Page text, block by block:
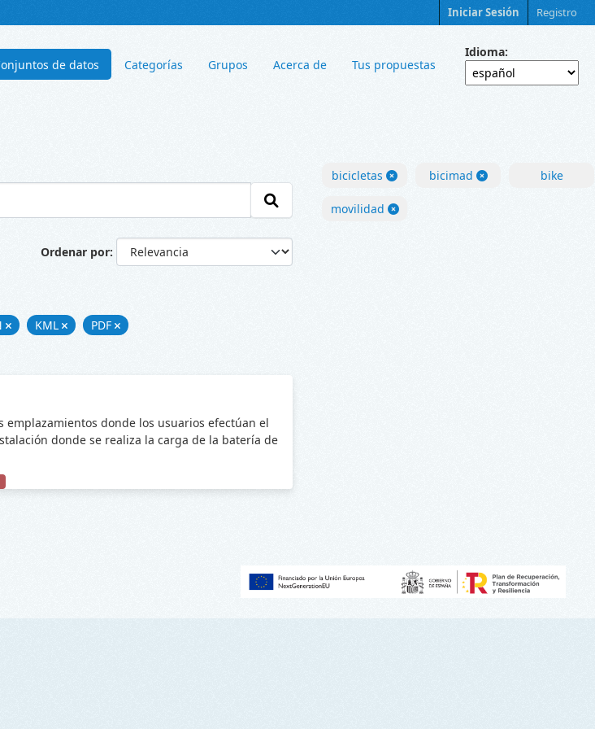
Iniciar Sesión Registro
de datos Categorías Grupos Acerca de Tus propuestas
Idioma
Ordenar por
KML PDF
emplazamientos donde los usuarios efectúan el
donde se realiza la carga de la batería de
bicicletas bicimad bike
movilidad